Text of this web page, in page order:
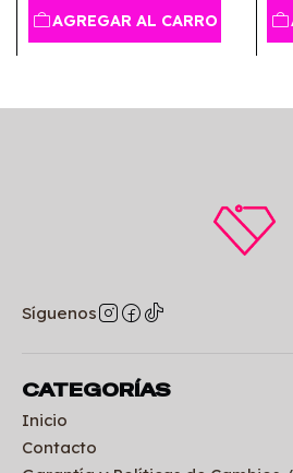
AGREGAR AL CARRO
Síguenos
CATEGORÍAS
Inicio
Contacto